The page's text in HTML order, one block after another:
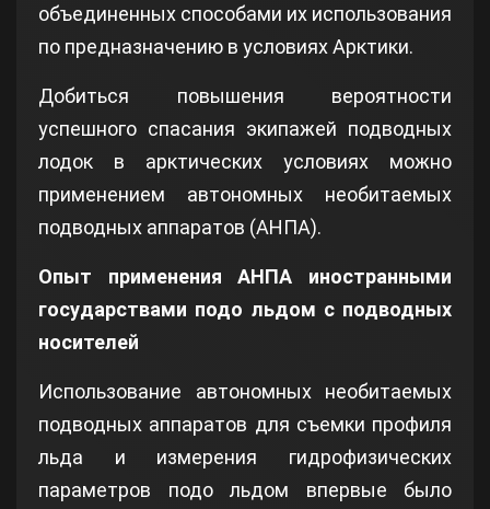
объединенных способами их использования
по предназначению в условиях Арктики.
Добиться повышения вероятности
успешного спасания экипажей подводных
лодок в арктических условиях можно
применением автономных необитаемых
подводных аппаратов (АНПА).
Опыт применения АНПА иностранными
государствами подо льдом с подводных
носителей
Использование автономных необитаемых
подводных аппаратов для съемки профиля
льда и измерения гидрофизических
параметров подо льдом впервые было